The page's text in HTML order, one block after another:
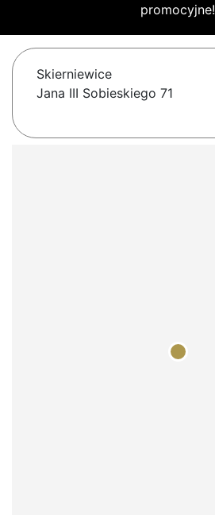
promocyjne!
Skierniewice
Jana III Sobieskiego 71